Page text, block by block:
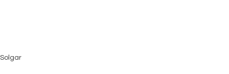
Solgar